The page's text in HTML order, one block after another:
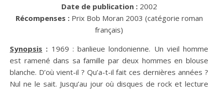
Date de publication : 2002
Récompenses : Prix Bob Moran 2003 (catégorie roman
français)
Synopsis : 1969 : banlieue londonienne. Un vieil homme
est ramené dans sa famille par deux hommes en blouse
blanche. D’où vient-il ? Qu’a-t-il fait ces dernières années ?
Nul ne le sait. Jusqu’au jour où disques de rock et lecture